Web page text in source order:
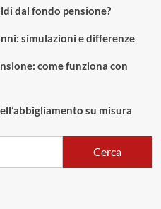
dal fondo pensione?
simulazioni e differenze
come funziona con
su misura